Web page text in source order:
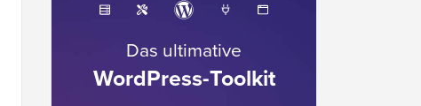
Das ultimative
WordPress-Toolkit